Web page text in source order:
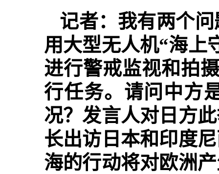
记者：我有两个
用大型无人机“海上
进行警戒监视和拍
行任务。请问中方
况？发言人对日方
长出访日本和印度
海的行动将对欧洲